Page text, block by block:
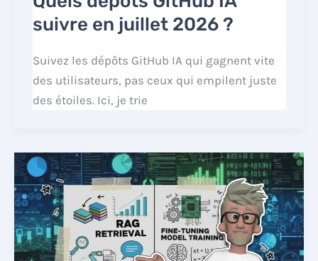
suivre en juillet 2026 ?
Suivez les dépôts GitHub IA qui gagnent vite
des utilisateurs, pas ceux qui empilent juste
des étoiles. Ici, je trie